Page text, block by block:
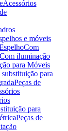
Acessórios
e móveis
Com
iluminação
para Móveis
substituição para
Peças de
para
Peças de